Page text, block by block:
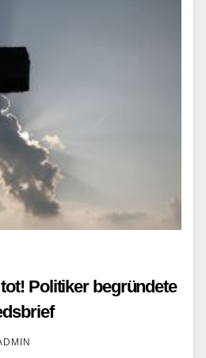
Politiker begründete